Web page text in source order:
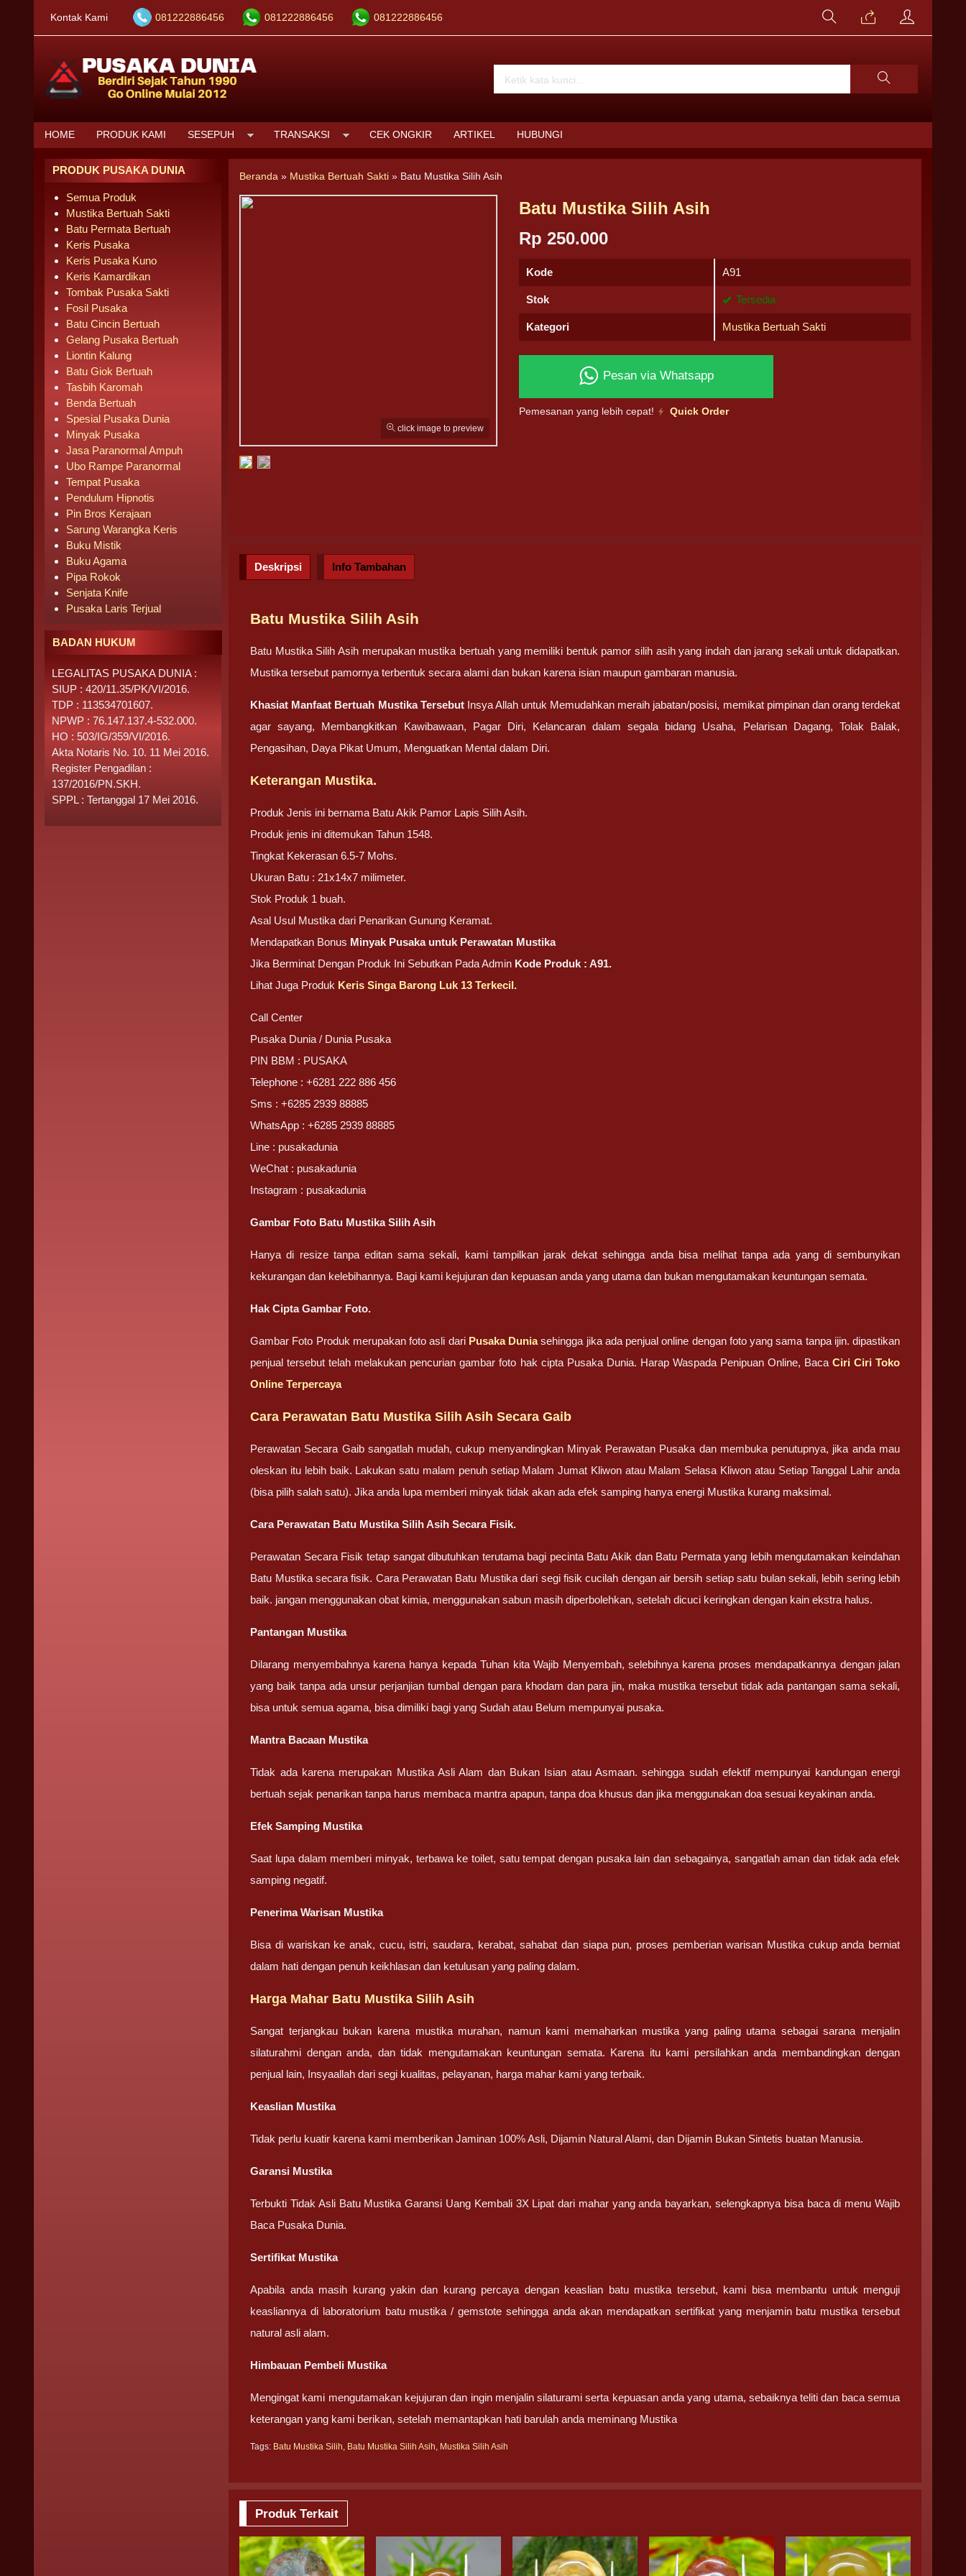
Kontak Kami 081222886456 081222886456 081222886456
HOME PRODUK KAMI SESEPUH TRANSAKSI CEK ONGKIR ARTIKEL HUBUNGI
Beranda » Mustika Bertuah Sakti » Batu Mustika Silih Asih
click image to preview
Batu Mustika Silih Asih
Rp 250.000
Kode A91
Stok Tersedia
Kategori Mustika Bertuah Sakti
Pesan via Whatsapp
Pemesanan yang lebih cepat! Quick Order
Deskripsi Info Tambahan
Batu Mustika Silih Asih
Batu Mustika Silih Asih merupakan mustika bertuah yang memiliki bentuk pamor silih asih yang indah dan jarang sekali untuk didapatkan.
Mustika tersebut pamornya terbentuk secara alami dan bukan karena isian maupun gambaran manusia.
Khasiat Manfaat Bertuah Mustika Tersebut Insya Allah untuk Memudahkan meraih jabatan/posisi, memikat pimpinan dan orang terdekat
agar sayang, Membangkitkan Kawibawaan, Pagar Diri, Kelancaran dalam segala bidang Usaha, Pelarisan Dagang, Tolak Balak,
Pengasihan, Daya Pikat Umum, Menguatkan Mental dalam Diri.
Keterangan Mustika.
Produk Jenis ini bernama Batu Akik Pamor Lapis Silih Asih.
Produk jenis ini ditemukan Tahun 1548.
Tingkat Kekerasan 6.5-7 Mohs.
Ukuran Batu : 21x14x7 milimeter.
Stok Produk 1 buah.
Asal Usul Mustika dari Penarikan Gunung Keramat.
Mendapatkan Bonus Minyak Pusaka untuk Perawatan Mustika
Jika Berminat Dengan Produk Ini Sebutkan Pada Admin Kode Produk : A91.
Lihat Juga Produk Keris Singa Barong Luk 13 Terkecil.
Call Center
Pusaka Dunia / Dunia Pusaka
PIN BBM : PUSAKA
Telephone : +6281 222 886 456
Sms : +6285 2939 88885
WhatsApp : +6285 2939 88885
Line : pusakadunia
WeChat : pusakadunia
Instagram : pusakadunia
Gambar Foto Batu Mustika Silih Asih
Hanya di resize tanpa editan sama sekali, kami tampilkan jarak dekat sehingga anda bisa melihat tanpa ada yang di sembunyikan
kekurangan dan kelebihannya. Bagi kami kejujuran dan kepuasan anda yang utama dan bukan mengutamakan keuntungan semata.
Hak Cipta Gambar Foto.
Gambar Foto Produk merupakan foto asli dari Pusaka Duniasehingga jika ada penjual online dengan foto yang sama tanpa ijin. dipastikan
penjual tersebut telah melakukan pencurian gambar foto hak cipta Pusaka Dunia. Harap Waspada Penipuan Online, Baca Ciri Ciri Toko
Online Terpercaya
Cara Perawatan Batu Mustika Silih Asih Secara Gaib
Perawatan Secara Gaib sangatlah mudah, cukup menyandingkan Minyak Perawatan Pusaka dan membuka penutupnya, jika anda mau
oleskan itu lebih baik. Lakukan satu malam penuh setiap Malam Jumat Kliwon atau Malam Selasa Kliwon atau Setiap Tanggal Lahir anda
(bisa pilih salah satu). Jika anda lupa memberi minyak tidak akan ada efek samping hanya energi Mustika kurang maksimal.
Cara Perawatan Batu Mustika Silih Asih Secara Fisik.
Perawatan Secara Fisik tetap sangat dibutuhkan terutama bagi pecinta Batu Akik dan Batu Permata yang lebih mengutamakan keindahan
Batu Mustika secara fisik. Cara Perawatan Batu Mustika dari segi fisik cucilah dengan air bersih setiap satu bulan sekali, lebih sering lebih
baik. jangan menggunakan obat kimia, menggunakan sabun masih diperbolehkan, setelah dicuci keringkan dengan kain ekstra halus.
Pantangan Mustika
Dilarang menyembahnya karena hanya kepada Tuhan kita Wajib Menyembah, selebihnya karena proses mendapatkannya dengan jalan
yang baik tanpa ada unsur perjanjian tumbal dengan para khodam dan para jin, maka mustika tersebut tidak ada pantangan sama sekali,
bisa untuk semua agama, bisa dimiliki bagi yang Sudah atau Belum mempunyai pusaka.
Mantra Bacaan Mustika
Tidak ada karena merupakan Mustika Asli Alam dan Bukan Isian atau Asmaan. sehingga sudah efektif mempunyai kandungan energi
bertuah sejak penarikan tanpa harus membaca mantra apapun, tanpa doa khusus dan jika menggunakan doa sesuai keyakinan anda.
Efek Samping Mustika
Saat lupa dalam memberi minyak, terbawa ke toilet, satu tempat dengan pusaka lain dan sebagainya, sangatlah aman dan tidak ada efek
samping negatif.
Penerima Warisan Mustika
Bisa di wariskan ke anak, cucu, istri, saudara, kerabat, sahabat dan siapa pun, proses pemberian warisan Mustika cukup anda berniat
dalam hati dengan penuh keikhlasan dan ketulusan yang paling dalam.
Harga Mahar Batu Mustika Silih Asih
Sangat terjangkau bukan karena mustika murahan, namun kami memaharkan mustika yang paling utama sebagai sarana menjalin
silaturahmi dengan anda, dan tidak mengutamakan keuntungan semata. Karena itu kami persilahkan anda membandingkan dengan
penjual lain, Insyaallah dari segi kualitas, pelayanan, harga mahar kami yang terbaik.
Keaslian Mustika
Tidak perlu kuatir karena kami memberikan Jaminan 100% Asli, Dijamin Natural Alami, dan Dijamin Bukan Sintetis buatan Manusia.
Garansi Mustika
Terbukti Tidak Asli Batu Mustika Garansi Uang Kembali 3X Lipat dari mahar yang anda bayarkan, selengkapnya bisa baca di menu Wajib
Baca Pusaka Dunia.
Sertifikat Mustika
Apabila anda masih kurang yakin dan kurang percaya dengan keaslian batu mustika tersebut, kami bisa membantu untuk menguji
keasliannya di laboratorium batu mustika / gemstote sehingga anda akan mendapatkan sertifikat yang menjamin batu mustika tersebut
natural asli alam.
Himbauan Pembeli Mustika
Mengingat kami mengutamakan kejujuran dan ingin menjalin silaturami serta kepuasan anda yang utama, sebaiknya teliti dan baca semua
keterangan yang kami berikan, setelah memantapkan hati barulah anda meminang Mustika
Tags: Batu Mustika Silih, Batu Mustika Silih Asih, Mustika Silih Asih
Produk Terkait
PRODUK PUSAKA DUNIA
Semua Produk
Mustika Bertuah Sakti
Batu Permata Bertuah
Keris Pusaka
Keris Pusaka Kuno
Keris Kamardikan
Tombak Pusaka Sakti
Fosil Pusaka
Batu Cincin Bertuah
Gelang Pusaka Bertuah
Liontin Kalung
Batu Giok Bertuah
Tasbih Karomah
Benda Bertuah
Spesial Pusaka Dunia
Minyak Pusaka
Jasa Paranormal Ampuh
Ubo Rampe Paranormal
Tempat Pusaka
Pendulum Hipnotis
Pin Bros Kerajaan
Sarung Warangka Keris
Buku Mistik
Buku Agama
Pipa Rokok
Senjata Knife
Pusaka Laris Terjual
BADAN HUKUM
LEGALITAS PUSAKA DUNIA :
SIUP : 420/11.35/PK/VI/2016.
TDP : 113534701607.
NPWP : 76.147.137.4-532.000.
HO : 503/IG/359/VI/2016.
Akta Notaris No. 10. 11 Mei 2016.
Register Pengadilan :
137/2016/PN.SKH.
SPPL : Tertanggal 17 Mei 2016.